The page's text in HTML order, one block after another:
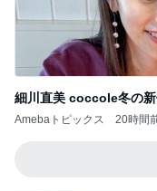
細川直美 coccole冬の
Amebaトピックス 20時間